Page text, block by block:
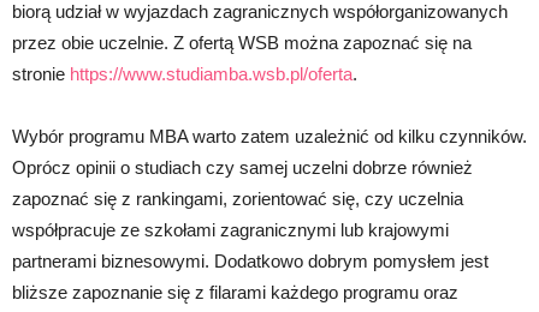
biorą udział w wyjazdach zagranicznych współorganizowanych
przez obie uczelnie. Z ofertą WSB można zapoznać się na
stronie https://www.studiamba.wsb.pl/oferta.
Wybór programu MBA warto zatem uzależnić od kilku czynników.
Oprócz opinii o studiach czy samej uczelni dobrze również
zapoznać się z rankingami, zorientować się, czy uczelnia
współpracuje ze szkołami zagranicznymi lub krajowymi
partnerami biznesowymi. Dodatkowo dobrym pomysłem jest
bliższe zapoznanie się z filarami każdego programu oraz